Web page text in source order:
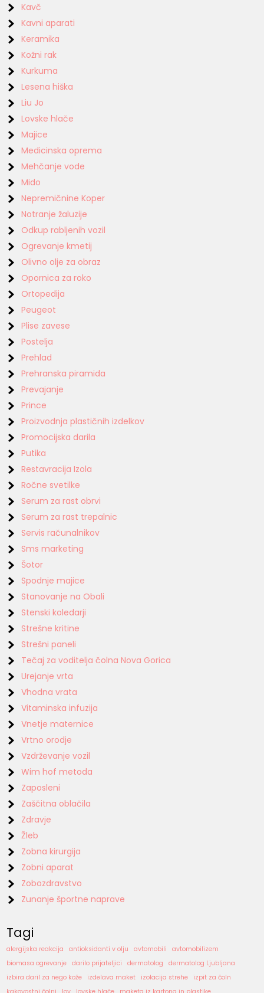
Kavč
Kavni aparati
Keramika
Kožni rak
Kurkuma
Lesena hiška
Liu Jo
Lovske hlače
Majice
Medicinska oprema
Mehčanje vode
Mido
Nepremičnine Koper
Notranje žaluzije
Odkup rabljenih vozil
Ogrevanje kmetij
Olivno olje za obraz
Opornica za roko
Ortopedija
Peugeot
Plise zavese
Postelja
Prehlad
Prehranska piramida
Prevajanje
Prince
Proizvodnja plastičnih izdelkov
Promocijska darila
Putika
Restavracija Izola
Ročne svetilke
Serum za rast obrvi
Serum za rast trepalnic
Servis računalnikov
Sms marketing
Šotor
Spodnje majice
Stanovanje na Obali
Stenski koledarji
Strešne kritine
Strešni paneli
Tečaj za voditelja čolna Nova Gorica
Urejanje vrta
Vhodna vrata
Vitaminska infuzija
Vnetje maternice
Vrtno orodje
Vzdrževanje vozil
Wim hof metoda
Zaposleni
Zaščitna oblačila
Zdravje
Žleb
Zobna kirurgija
Zobni aparat
Zobozdravstvo
Zunanje športne naprave
Tagi
alergijska reakcija antioksidanti v olju avtomobili
avtomobilizem
biomasa ogrevanje
darilo prijateljici dermatolog
dermatolog Ljubljana
izbira daril za nego kože
izdelava maket izolacija strehe
izpit za čoln